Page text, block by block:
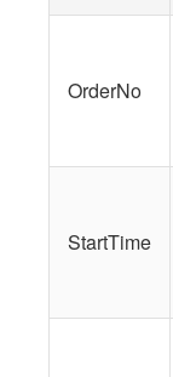
OrderNo
StartTime